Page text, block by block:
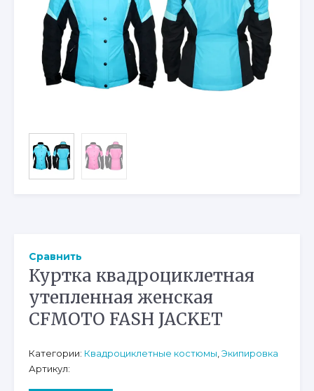
Куртка квадроциклетная
утепленная женская
CFMOTO FASH JACKET
Сравнить
Категории: Квадроциклетные костюмы Экипировка
Артикул: